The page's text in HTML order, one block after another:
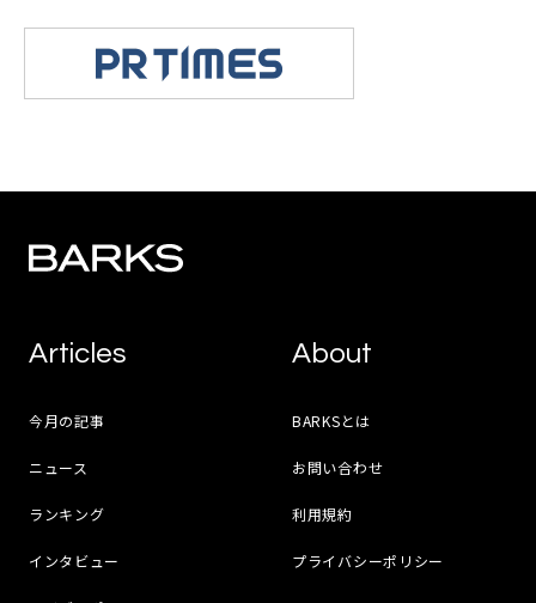
Articles
今月の記事
ニュース
ランキング
インタビュー
About
BARKSとは
お問い合わせ
利用規約
プライバシーポリシー